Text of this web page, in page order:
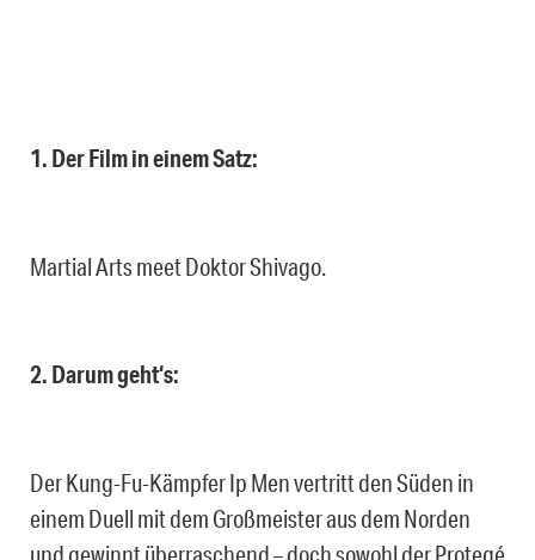
1. Der Film in einem Satz:
Martial Arts meet Doktor Shivago.
2. Darum geht‘s:
Der Kung-Fu-Kämpfer Ip Men vertritt den Süden in
einem Duell mit dem Großmeister aus dem Norden